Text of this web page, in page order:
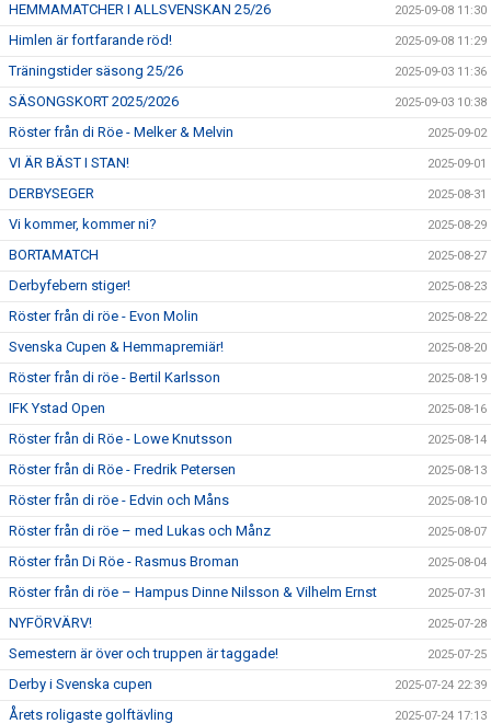
HEMMAMATCHER I ALLSVENSKAN 25/26 2025-09-08 11:30
Himlen är fortfarande röd! 2025-09-08 11:29
Träningstider säsong 25/26 2025-09-03 11:36
SÄSONGSKORT 2025/2026 2025-09-03 10:38
Röster från di Röe - Melker & Melvin 2025-09-02
VI ÄR BÄST I STAN! 2025-09-01
DERBYSEGER 2025-08-31
Vi kommer, kommer ni? 2025-08-29
BORTAMATCH 2025-08-27
Derbyfebern stiger! 2025-08-23
Röster från di röe - Evon Molin 2025-08-22
Svenska Cupen & Hemmapremiär! 2025-08-20
Röster från di röe - Bertil Karlsson 2025-08-19
IFK Ystad Open 2025-08-16
Röster från di Röe - Lowe Knutsson 2025-08-14
Röster från di Röe - Fredrik Petersen 2025-08-13
Röster från di röe - Edvin och Måns 2025-08-10
Röster från di röe – med Lukas och Månz 2025-08-07
Röster från Di Röe - Rasmus Broman 2025-08-04
Röster från di röe – Hampus Dinne Nilsson & Vilhelm Ernst 2025-07-31
NYFÖRVÄRV! 2025-07-28
Semestern är över och truppen är taggade! 2025-07-25
Derby i Svenska cupen 2025-07-24 22:39
Årets roligaste golftävling 2025-07-24 17:13